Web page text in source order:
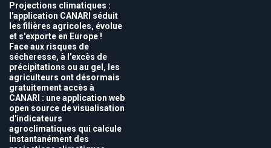
Projections climatiques :
l'application CANARI séduit
les filières agricoles, évolue
et s'exporte en Europe !
Face aux risques de
sécheresse, à l’excès de
précipitations ou au gel, les
agriculteurs ont désormais
gratuitement accès à
CANARI : une application web
open source de visualisation
d'indicateurs
agroclimatiques qui calcule
instantanément des